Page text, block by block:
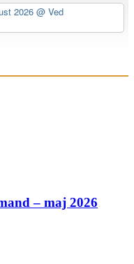
2026 @ Ved
– maj 2026